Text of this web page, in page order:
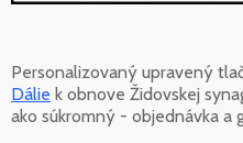
Personalizovaný upravený
Dálie k obnove Židovskej
ako súkromný - objednávka a